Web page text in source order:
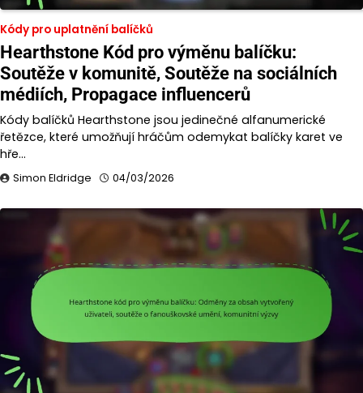
Kódy pro uplatnění balíčků
Hearthstone Kód pro výměnu balíčku:
Soutěže v komunitě, Soutěže na sociálních
médiích, Propagace influencerů
Kódy balíčků Hearthstone jsou jedinečné alfanumerické
řetězce, které umožňují hráčům odemykat balíčky karet ve
hře…
Simon Eldridge 04/03/2026